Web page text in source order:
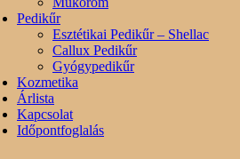
Pedikűr
Esztétikai Pedikűr – Shellac
Callux Pedikűr
Gyógypedikűr
Kozmetika
Árlista
Kapcsolat
Időpontfoglalás